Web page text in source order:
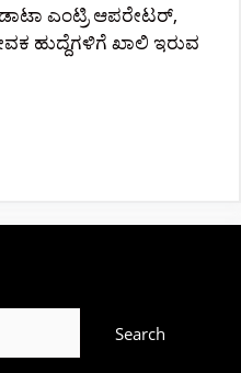
ಎಂಟ್ರಿ ಆಪರೇಟರ್,
ಹುದ್ದೆಗಳಿಗೆ ಖಾಲಿ ಇರುವ
Search